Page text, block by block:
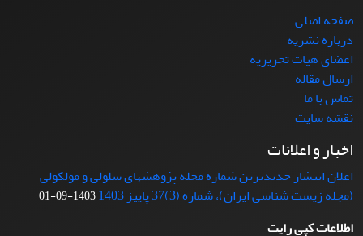
صفحه اصلی
درباره نشریه
اعضای هیات تحریریه
ارسال مقاله
تماس با ما
نقشه سایت
اخبار و اعلانات
اعلان انتشار جدیدترین شماره مجله پژوهشهای سلولی و مولکولی
(مجله زیست شناسی ایران)، شماره (3)37 پاییز 1403
1403-09-01
اطلاعات کپی رایت